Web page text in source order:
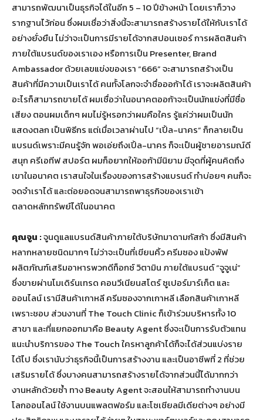
สามารถพัฒนาเป็นธุรกิจได้ในอีก 5 – 10 ปีข้างหน้า โดยเราก็วาง
รากฐานไว้ก่อน ซึ่งผมเชื่อว่าสิ่งนี้จะสามารถสร้างรายได้ให้กับเราได้
อย่างยั่งยืน ไม่ว่าจะเป็นการมีรายได้จากสปอนเซอร์ การผลิตสินค้า
ภายใต้แบรนด์ของเราเอง หรือการเป็น Presenter, Brand
Ambassador ด้วยเลขแข่งของเรา “666” จะสามารถสร้างเป็น
สินค้าที่มีความเป็นเราได้ คนทั้งโลกจะจำชื่อออก้าได้ เราจะผลิตสินค้า
อะไรก็สามารถขายได้ ผมเชื่อว่าในอนาคตออก้าจะเป็นนักแข่งที่มีชื่อ
เสียง ตอนผมเด็กๆ ผมไม่รู้หรอกว่าผมคือใคร รู้แค่ว่าผมเป็นนัก
แสดงตลก เป็นพิธีกร แต่เมื่อเวลาผ่านไป “เปิ้ล-นาคร” ก็กลายเป็น
แบรนด์เพราะมีคนรู้จัก พอเอ่ยถึงเปิ้ล-นาคร ก็จะเป็นผู้ชายอารมณ์ดี
สนุก ครีเอทีฟ สปอร์ต ผมก็อยากให้ออก้ามีนิยาม มีจุดที่ผู้คนคิดถึง
เขาในอนาคต เราสนใจในเรื่องของการสร้างแบรนด์ ทำบ่อยๆ คนก็จะ
จดจำเราได้ และต่อยอดจนสามารถพาธุรกิจของเราเข้า
ตลาดหลักทรัพย์ได้ในอนาคต
คุณจูน :จูนดูแลแบรนด์สินค้าภายใต้บริษัทมาดามกัสก้า ซึ่งมีสินค้า
หลากหลายชนิดมากๆ ไม่ว่าจะเป็นที่เขียนคิ้ว ครีมซอง แป้งพัฟ
ผลิตภัณฑ์เสริมอาหารพวกดีท็อกซ์ วิตามิน ภายใต้แบรนด์ “จูจูเน่”
ซึ่งขายผ่านโมเดิร์นเทรด คอนวีเนียนสโตร์ ซูเปอร์มาร์เก็ต และ
ออนไลน์ เรามีสินค้าเกาหลี ครีมซองจากเกาหลี เลือกสินค้าเกาหลี
เพราะชอบ ส่วนงานที่ The Touch Clinic ก็เข้าร่วมบริหารทั้ง 10
สาขา และที่แยกออกมาคือ Beauty Agent ซึ่งจะเป็นการรับตัวแทน
แนะนำบริการของ The Touch ใครหาลูกค้าได้ก็จะได้ส่วนแบ่งราย
ได้ไป ซึ่งเรานับว่าธุรกิจนี้เป็นการสร้างงาน และเป็นอาชีพที่ 2 ที่ช่วย
เสริมรายได้ ซึ่งบางคนสามารถสร้างรายได้จากส่วนนี้ได้มากกว่า
งานหลักด้วยซ้ำ ทาง Beauty Agent จะสอนให้สามารถทำงานบน
โลกออนไลน์ ใช้งานบนแพลตฟอร์ม และโซเชียลมีเดียต่างๆ อย่างมี